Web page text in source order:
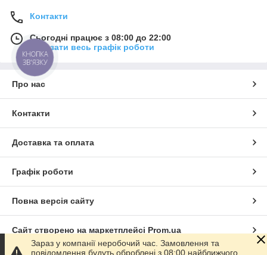
Контакти
Сьогодні працює з 08:00 до 22:00
Показати весь графік роботи
Про нас
Контакти
Доставка та оплата
Графік роботи
Повна версія сайту
Сайт створено на маркетплейсі Prom.ua
Зараз у компанії неробочий час. Замовлення та
повідомлення будуть оброблені з 08:00 найближчого
КНОПКА
ЗВ'ЯЗКУ